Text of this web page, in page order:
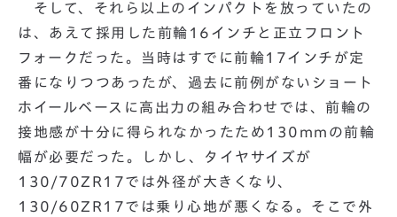
そして、それら以上のインパクトを放っていたの
は、あえて採用した前輪16インチと正立フロント
フォークだった。当時はすでに前輪17インチが定
番になりつつあったが、過去に前例がないショート
ホイールベースに高出力の組み合わせでは、前輪の
接地感が十分に得られなかったため130mmの前輪
幅が必要だった。しかし、タイヤサイズが
130/70ZR17では外径が大きくなり、
130/60ZR17では乗り心地が悪くなる。そこで外